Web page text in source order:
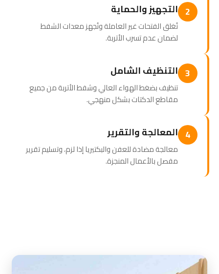
2 التجهيز والحماية
نُغلق الفتحات غير العاملة ونُجهز معدات الشفط
لضمان عدم تسرب الأتربة.
3 التنظيف الشامل
تنظيف بضغط الهواء العالي وشفط الأتربة من جميع
مقاطع الدكتات بشكل منهجي.
4 المعالجة والتقرير
معالجة مضادة للعفن والبكتيريا إذا لزم، وتسليم تقرير
مفصل بالأعمال المنجزة.